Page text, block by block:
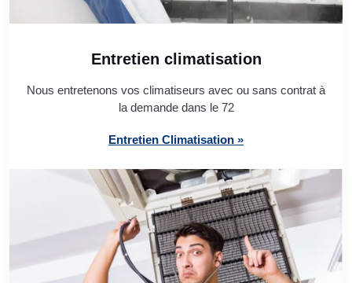
Entretien climatisation
Nous entretenons vos climatiseurs avec ou sans contrat à
la demande dans le 72
Entretien Climatisation »